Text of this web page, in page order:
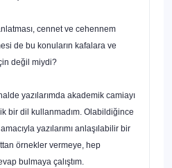
cennet ve cehennem
de bu konuların kafalara ve
değil miydi?
yazılarımda akademik camiayı
bir dil kullanmadım. Olabildiğince
yazılarımı anlaşılabilir bir
örnekler ver­meye, hep
bulmaya çalıştım.